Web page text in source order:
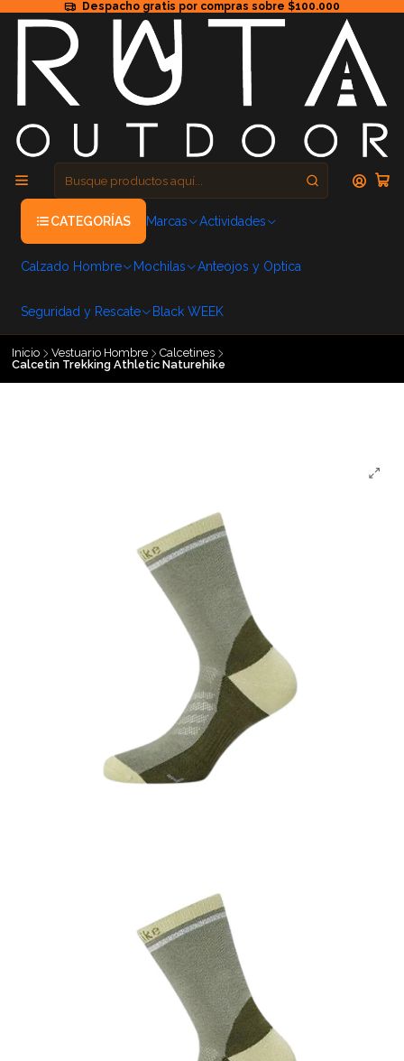
Despacho gratis por compras sobre $100.000
CATEGORÍAS Marcas Actividades
Calzado Hombre Mochilas Anteojos y Optica
Seguridad y Rescate Black WEEK
Inicio Vestuario Hombre
Calcetines
Calcetin Trekking Athletic Naturehike